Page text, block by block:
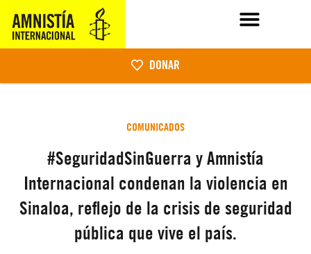
DONAR
COMUNICADOS
#SeguridadSinGuerra y Amnistía
Internacional condenan la violencia en
Sinaloa, reflejo de la crisis de seguridad
pública que vive el país.